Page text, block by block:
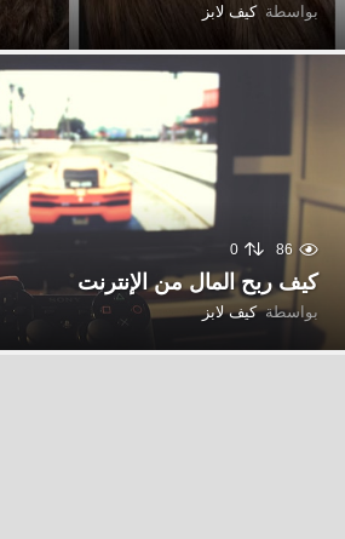
بواسطة كيف لابز
86
0
كيف ربح المال من الإنترنت
بواسطة كيف لابز